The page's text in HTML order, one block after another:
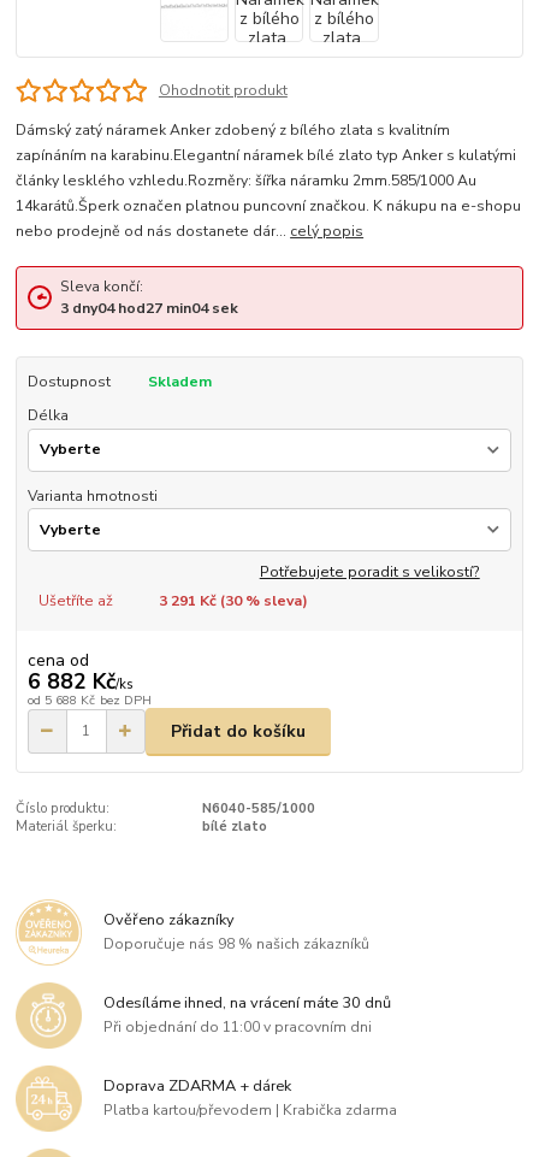
Ohodnotit produkt
Dámský zatý náramek Anker zdobený z bílého zlata s kvalitním
zapínáním na karabinu.Elegantní náramek bílé zlato typ Anker s kulatými
články lesklého vzhledu.Rozměry: šířka náramku 2mm.585/1000 Au
14karátů.Šperk označen platnou puncovní značkou. K nákupu na e-shopu
nebo prodejně od nás dostanete dár... celý popis
Sleva končí:
3 dny04hod27min03sek
Dostupnost
Skladem
Délka
Varianta hmotnosti
Potřebujete poradit s velikostí?
Ušetříte až
3 291 Kč (30% sleva)
cena od
6 882 Kč/ks
od 5 688 Kč bez DPH
Přidat do košíku
Číslo produktu:
N6040-585/1000
Materiál šperku:
bílé zlato
Ověřeno zákazníky
Doporučuje nás 98 % našich zákazníků
Odesíláme ihned, na vrácení máte 30 dnů
Při objednání do 11:00 v pracovním dni
Doprava ZDARMA + dárek
Platba kartou/převodem | Krabička zdarma